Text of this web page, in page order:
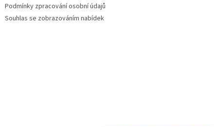
Podmínky zpracování osobní údajů
Souhlas se zobrazováním nabídek